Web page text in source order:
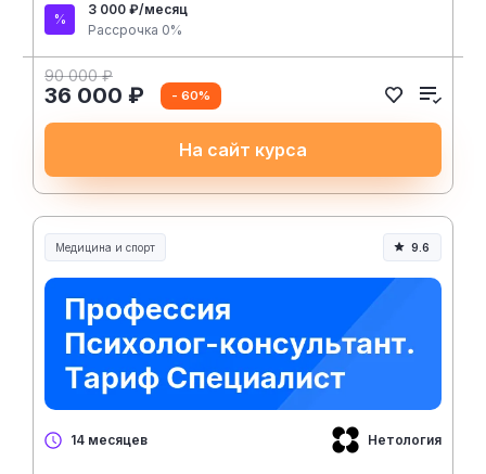
3 000 ₽/месяц
Рассрочка 0%
90 000 ₽
36 000 ₽ - 60%
На сайт курса
Медицина и спорт
Медицина, спорт и здоровье
9.6
14 месяцев Нетология